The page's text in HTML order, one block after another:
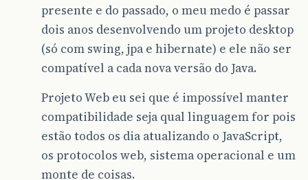
presente e do passado, o meu medo é passar
dois anos desenvolvendo um projeto desktop
(só com swing, jpa e hibernate) e ele não ser
compatível a cada nova versão do Java.
Projeto Web eu sei que é impossível manter
compatibilidade seja qual linguagem for pois
estão todos os dia atualizando o JavaScript,
os protocolos web, sistema operacional e um
monte de coisas.